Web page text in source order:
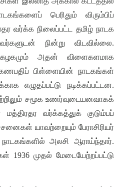
பெரிதும் விரும்பிப்
வர்க்க நிலைப்பட்ட தமிழ் நாடக
நின்று விடவில்லை.
அதன் விளைகளமாக
கணபதிப் பிள்ளையின் நாடகங்கள்
எழுதப்பட்டு நடிக்கப்பட்டன.
சமூக உணர்வுடையனவாகக்
வர்க்கத்துக் குடும்பப்
யாவற்றையும் பேராசிரியர்
அலசி ஆராய்ந்தார்.
1936 முதல் மேடையேற்றப்பட்டு